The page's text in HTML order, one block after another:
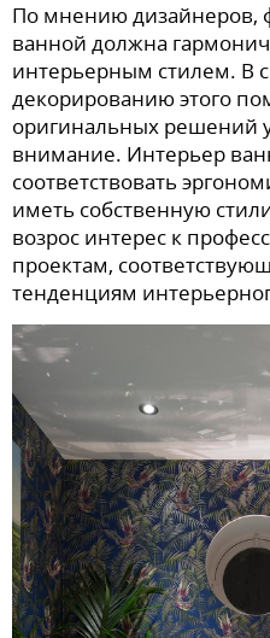
По мнению дизайнеров,
ванной должна
интерьерным стилем. В
декорированию этого
оригинальных решений
внимание. Интерьер
соответствовать
иметь собственную
возрос интерес к
проектам,
тенденциям